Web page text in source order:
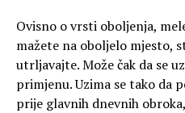
Ovisno o vrsti oboljenja,
mažete na oboljelo mjesto,
utrljavajte. Može čak da se
primjenu. Uzima se tako da
prije glavnih dnevnih